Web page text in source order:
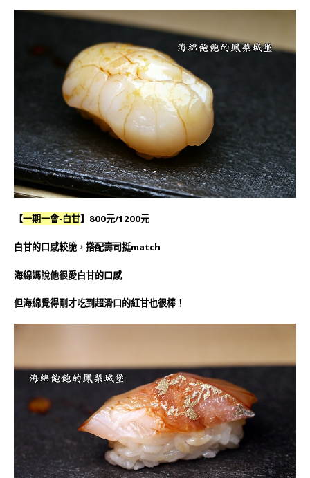
【一期一會-白甘】800元/1200元
白甘的口感較脆，撘配壽司挺match
海綿媽說他很愛白甘的口感
但海綿覺得剛才吃到超滑口的紅甘也很棒！